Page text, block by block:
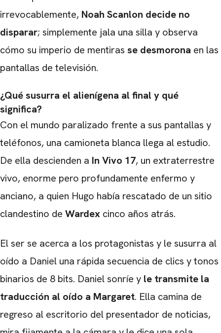
irrevocablemente, Noah Scanlon decide no
disparar; simplemente jala una silla y observa
cómo su imperio de mentiras se desmorona en las
pantallas de televisión.
¿Qué susurra el alienígena al final y qué
significa?
Con el mundo paralizado frente a sus pantallas y
teléfonos, una camioneta blanca llega al estudio.
De ella descienden a In Vivo 17, un extraterrestre
vivo, enorme pero profundamente enfermo y
anciano, a quien Hugo había rescatado de un sitio
clandestino de Wardex cinco años atrás.
El ser se acerca a los protagonistas y le susurra al
oído a Daniel una rápida secuencia de clics y tonos
binarios de 8 bits. Daniel sonríe y le transmite la
traducción al oído a Margaret. Ella camina de
regreso al escritorio del presentador de noticias,